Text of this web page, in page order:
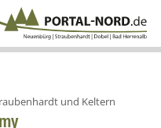
und Keltern